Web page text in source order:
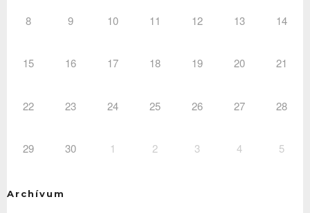
8 9 10 11 12 13 14
15 16 17 18 19 20 21
22 23 24 25 26 27 28
29 30 1 2 3 4 5
Archívum